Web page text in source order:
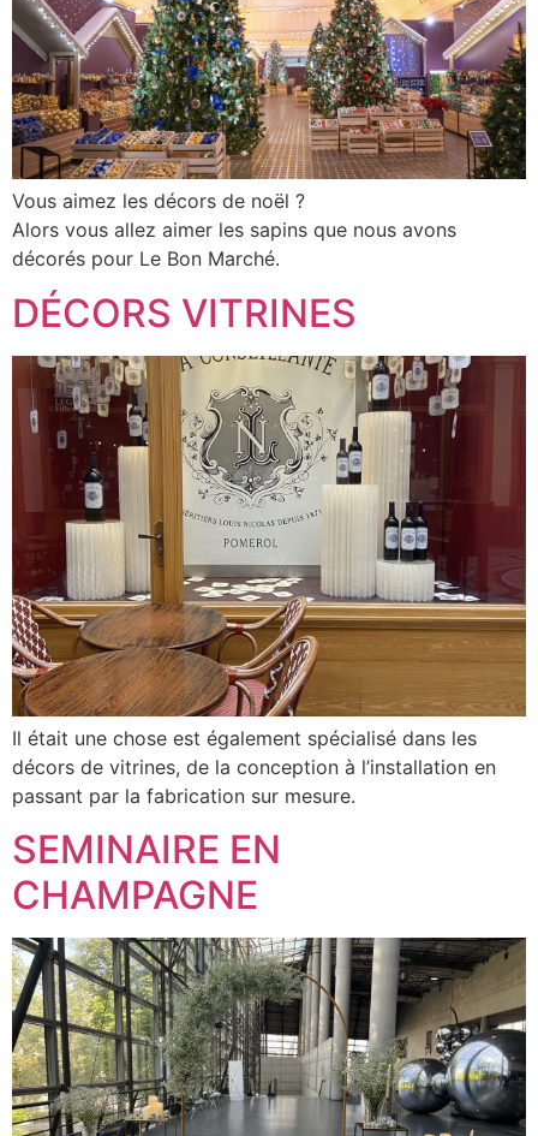
Vous aimez les décors de noël ?
Alors vous allez aimer les sapins que nous avons
décorés pour Le Bon Marché.
DÉCORS VITRINES
Il était une chose est également spécialisé dans les
décors de vitrines, de la conception à l’installation en
passant par la fabrication sur mesure.
SEMINAIRE EN
CHAMPAGNE